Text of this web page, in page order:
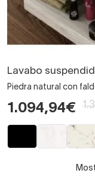
Lavabo
Piedra natural con
1.094,94€